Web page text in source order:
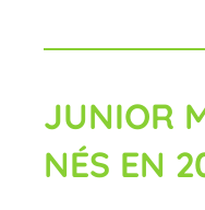
JUNIOR
NÉS EN